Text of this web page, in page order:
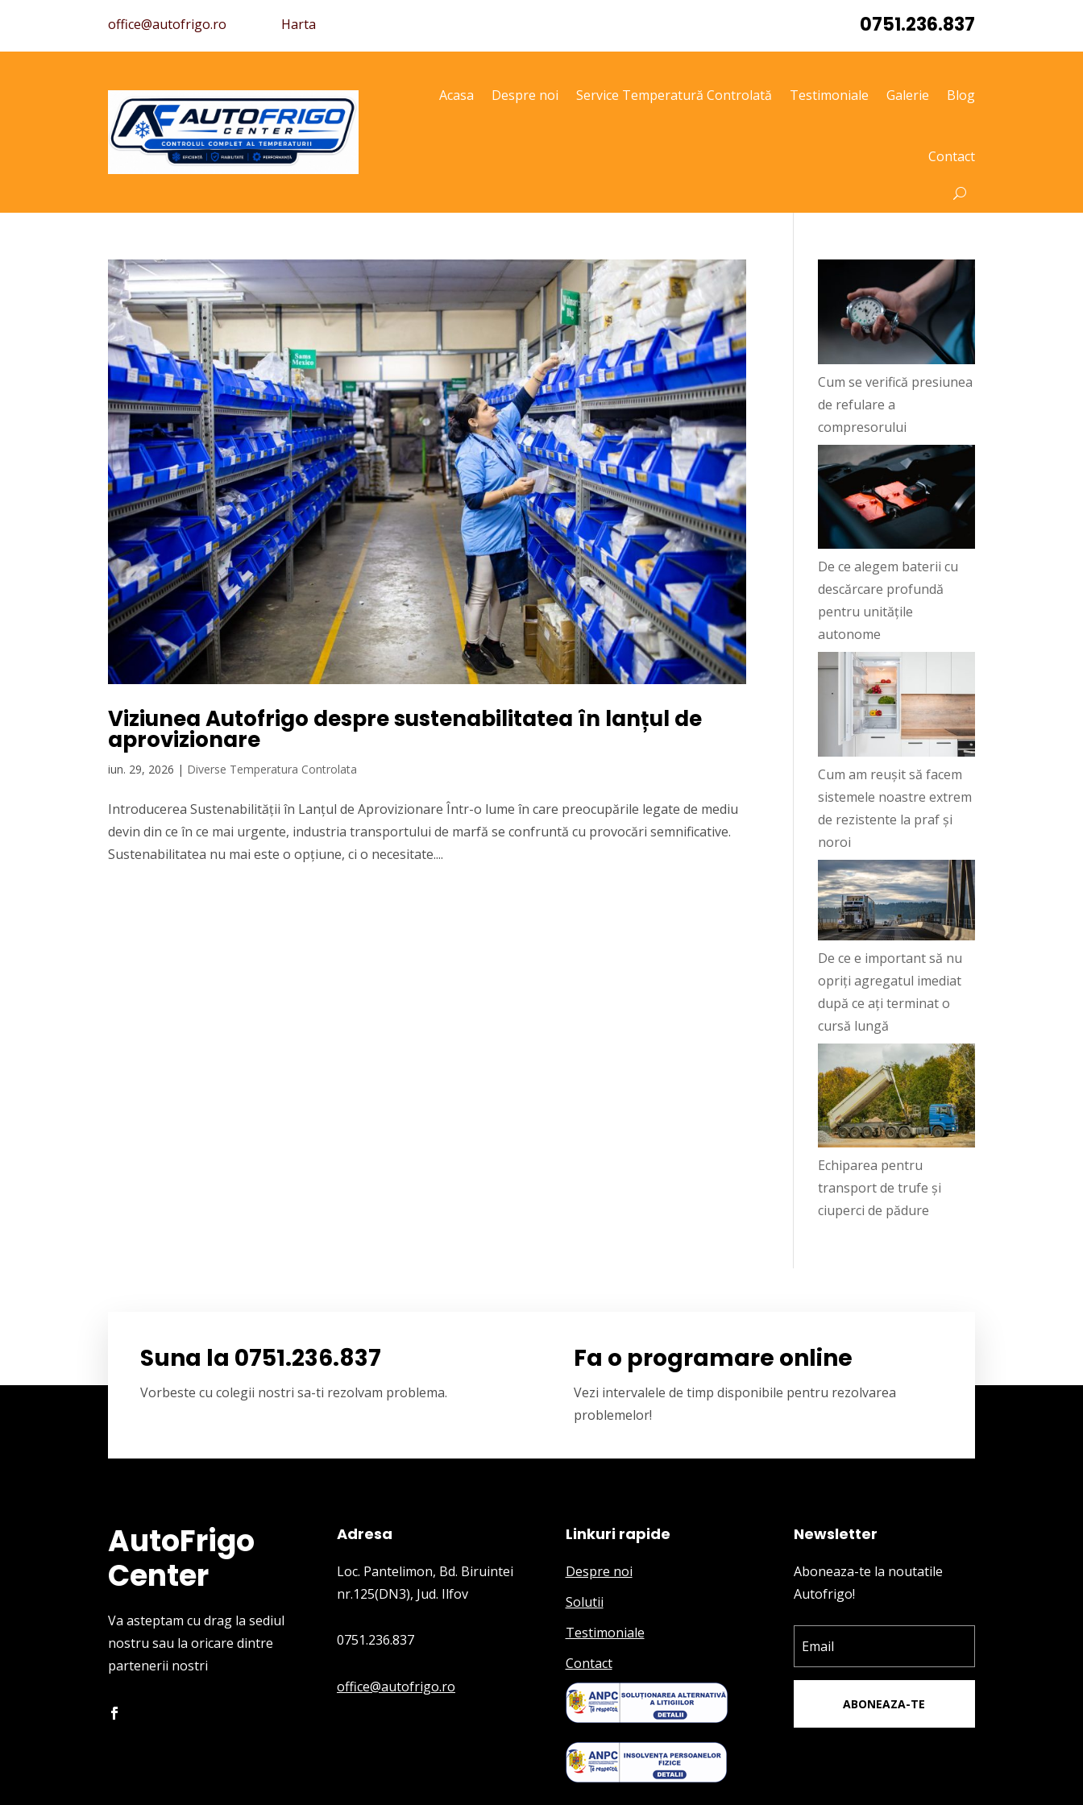
office@autofrigo.ro Harta 0751.236.837
Acasa Despre noi Service Temperatură Controlată Testimoniale Galerie Blog
Contact
Viziunea Autofrigo despre sustenabilitatea în lanțul de
aprovizionare
iun. 29, 2026 | Diverse Temperatura Controlata
Introducerea Sustenabilității în Lanțul de Aprovizionare Într-o lume în care preocupările legate de mediu
devin din ce în ce mai urgente, industria transportului de marfă se confruntă cu provocări semnificative.
Sustenabilitatea nu mai este o opțiune, ci o necesitate....
Cum se verifică presiunea
de refulare a
compresorului
De ce alegem baterii cu
descărcare profundă
pentru unitățile
autonome
Cum am reușit să facem
sistemele noastre extrem
de rezistente la praf și
noroi
De ce e important să nu
opriți agregatul imediat
după ce ați terminat o
cursă lungă
Echiparea pentru
transport de trufe și
ciuperci de pădure
Suna la 0751.236.837
Vorbeste cu colegii nostri sa-ti rezolvam problema.
Fa o programare online
Vezi intervalele de timp disponibile pentru rezolvarea
problemelor!
AutoFrigo
Center
Va asteptam cu drag la sediul
nostru sau la oricare dintre
partenerii nostri
Adresa
Loc. Pantelimon, Bd. Biruintei
nr.125(DN3), Jud. Ilfov
0751.236.837
office@autofrigo.ro
Linkuri rapide
Despre noi
Solutii
Testimoniale
Contact
Newsletter
Aboneaza-te la noutatile
Autofrigo!
ABONEAZA-TE